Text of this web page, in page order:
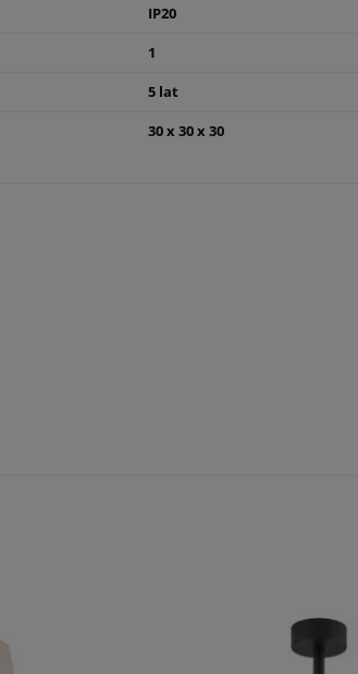
IP20
1
5 lat
30 x 30 x 30